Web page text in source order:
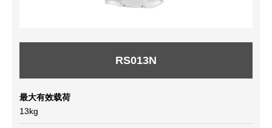
RS013N
最大有效载荷
13kg